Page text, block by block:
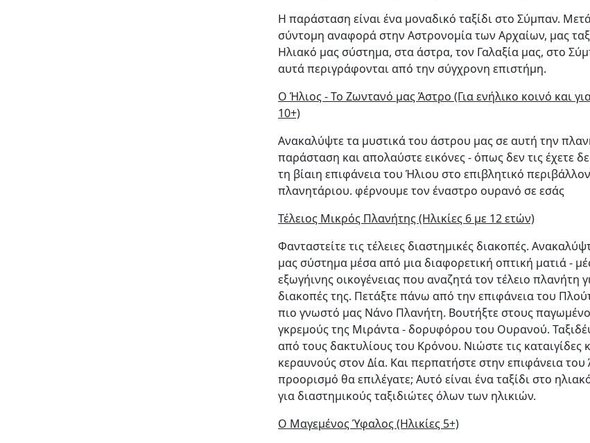
Η παράσταση είναι ένα μοναδικό ταξίδι στο Σύμπαν.
σύντομη αναφορά στην Αστρονομία των Αρχαίων, μας
Ηλιακό μας σύστημα, στα άστρα, τον Γαλαξία μας, στο
αυτά περιγράφονται από την σύγχρονη επιστήμη.
Ο Ήλιος - Το Ζωντανό μας Άστρο (Για ενήλικο κοινό και
10+)
Ανακαλύψτε τα μυστικά του άστρου μας σε αυτή την
παράσταση και απολαύστε εικόνες - όπως δεν τις έχετε
τη βίαιη επιφάνεια του Ήλιου στο επιβλητικό
πλανητάριου. φέρνουμε τον έναστρο ουρανό σε εσάς
Τέλειος Μικρός Πλανήτης (Ηλικίες 6 με 12 ετών)
Φανταστείτε τις τέλειες διαστημικές διακοπές.
μας σύστημα μέσα από μια διαφορετική οπτική ματιά -
εξωγήινης οικογένειας που αναζητά τον τέλειο πλανήτη
διακοπές της. Πετάξτε πάνω από την επιφάνεια του
πιο γνωστό μας Νάνο Πλανήτη. Βουτήξτε στους
γκρεμούς της Μιράντα - δορυφόρου του Ουρανού.
από τους δακτυλίους του Κρόνου. Νιώστε τις καταιγίδες
κεραυνούς στον Δία. Και περπατήστε στην επιφάνεια
προορισμό θα επιλέγατε; Αυτό είναι ένα ταξίδι στο
για διαστημικούς ταξιδιώτες όλων των ηλικιών.
Ο Μαγεμένος Ύφαλος (Ηλικίες 5+)